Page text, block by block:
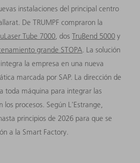
instalaciones del principal centro
De TRUMPF compraron la
Tube 7000 , dosTruBend 5000 y
grande STOPA . La solución
integra la empresa en una nueva
marcada por SAP. La dirección de
toda máquina para integrar las
los procesos. Según L'Estrange,
principios de 2026 para que se
a la Smart Factory.